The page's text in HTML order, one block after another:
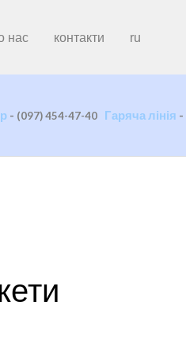
нас контакти ru
- (097) 454-47-40 Гаряча лінія -